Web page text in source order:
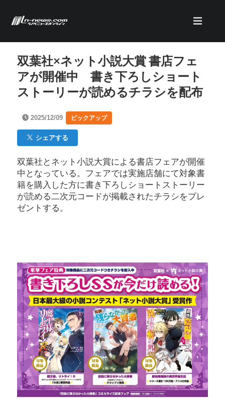
双葉社×ネット小説大賞 書店フェ
アが開催中 書き下ろしショート
ストーリーが読めるチラシを配布
2025/12/09 ピックアップ
シェアする
双葉社とネット小説大賞による書店フェアが開催
中となっている。フェアでは実施店舗にて対象書
籍を購入した方に書き下ろしショートストーリー
が読める二次元コードが掲載されたチラシをプレ
ゼントする。